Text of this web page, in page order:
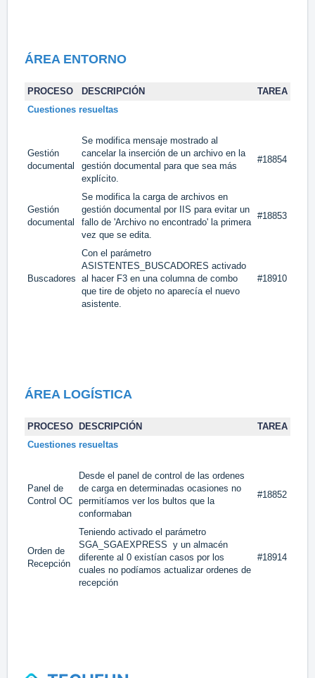
ÁREA ENTORNO
PROCESO DESCRIPCIÓN
TAREA
Cuestiones resueltas
Gestión
documental
Se modifica mensaje mostrado al
cancelar la inserción de un archivo en la
gestión documental para que sea más
explícito.
#18854
Gestión
documental
Se modifica la carga de archivos en
gestión documental por IIS para evitar un
fallo de 'Archivo no encontrado' la primera
vez que se edita.
#18853
Buscadores
Con el parámetro
ASISTENTES_BUSCADORES activado
al hacer F3 en una columna de combo
que tire de objeto no aparecía el nuevo
asistente.
#18910
ÁREA LOGÍSTICA
PROCESO DESCRIPCIÓN
TAREA
Cuestiones resueltas
Panel de
Control OC
Desde el panel de control de las ordenes
de carga en determinadas ocasiones no
permitíamos ver los bultos que la
conformaban
#18852
Orden de
Recepción
Teniendo activado el parámetro
SGA_SGAEXPRESS y un almacén
diferente al 0 existían casos por los
cuales no podíamos actualizar ordenes de
recepción
#18914